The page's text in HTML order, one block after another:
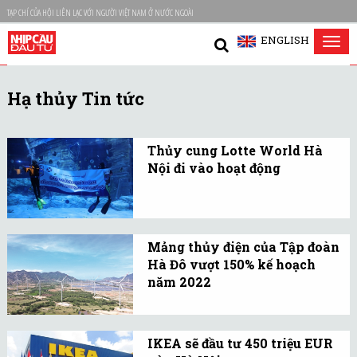
TẠP CHÍ CỦA HỘI LIÊN LẠC VỚI NGƯỜI VIỆT NAM Ở NƯỚC NGOÀI
ENGLISH
Hạ thủy Tin tức
Thủy cung Lotte World Hà
Nội đi vào hoạt động
cung Lotte World Hà Nội
đã mở cửa đón những vị
khách đầu tiên tới tham
Mảng thủy điện của Tập đoàn
Hà Đô vượt 150% kế hoạch
năm 2022
đạt 216 triệu kWh điện
IKEA sẽ đầu tư 450 triệu EUR